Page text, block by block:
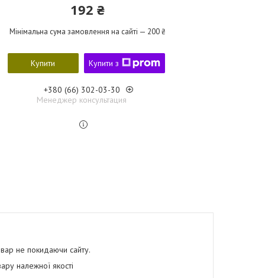
192 ₴
Мінімальна сума замовлення на сайті — 200 ₴
Купити Купити з
+380 (66) 302-03-30
Менеджер консультация
не покидаючи сайту.
належної якості